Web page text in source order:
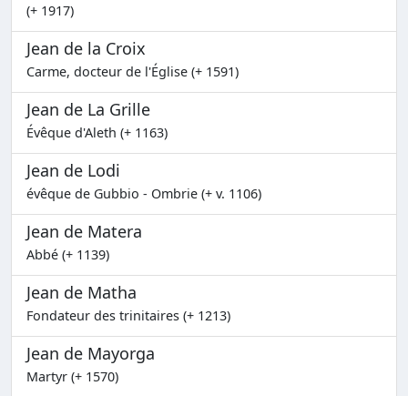
(+ 1917)
Jean de la Croix
Carme, docteur de l'Église (+ 1591)
Jean de La Grille
Évêque d'Aleth (+ 1163)
Jean de Lodi
évêque de Gubbio - Ombrie (+ v. 1106)
Jean de Matera
Abbé (+ 1139)
Jean de Matha
Fondateur des trinitaires (+ 1213)
Jean de Mayorga
Martyr (+ 1570)